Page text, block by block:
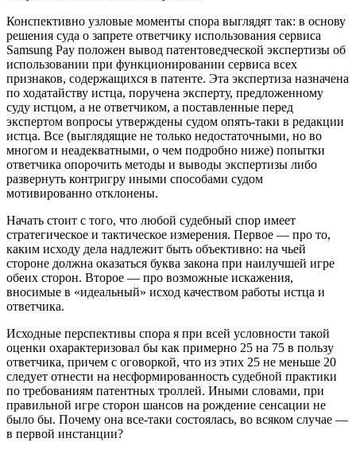
Конспективно узловые моменты спора выглядят так: в основу
решения суда о запрете ответчику использования сервиса
Samsung Pay положен вывод патентоведческой экспертизы об
использовании при функционировании сервиса всех
признаков, содержащихся в патенте. Эта экспертиза назначена
по ходатайству истца, поручена эксперту, предложенному
суду истцом, а не ответчиком, а поставленные перед
экспертом вопросы утверждены судом опять-таки в редакции
истца. Все (выглядящие не только недостаточными, но во
многом и неадекватными, о чем подробно ниже) попытки
ответчика опорочить методы и выводы экспертизы либо
развернуть контригру иными способами судом
мотивированно отклонены.
Начать стоит с того, что любой судебный спор имеет
стратегическое и тактическое измерения. Первое — про то,
каким исходу дела надлежит быть объективно: на чьей
стороне должна оказаться буква закона при наилучшей игре
обеих сторон. Второе — про возможные искажения,
вносимые в «идеальный» исход качеством работы истца и
ответчика.
Исходные перспективы спора я при всей условности такой
оценки охарактеризовал бы как примерно 25 на 75 в пользу
ответчика, причем с оговоркой, что из этих 25 не меньше 20
следует отнести на несформированность судебной практики
по требованиям патентных троллей. Иными словами, при
правильной игре сторон шансов на рождение сенсации не
было бы. Почему она все-таки состоялась, во всяком случае —
в первой инстанции?